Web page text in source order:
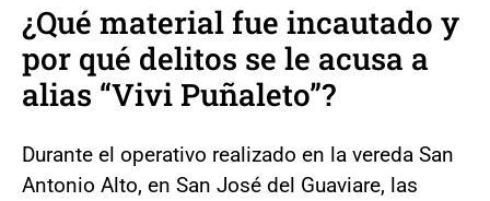
¿Qué material fue incautado y
por qué delitos se le acusa a
alias “Vivi Puñaleto”?
Durante el operativo realizado en la vereda San
Antonio Alto, en San José del Guaviare, las